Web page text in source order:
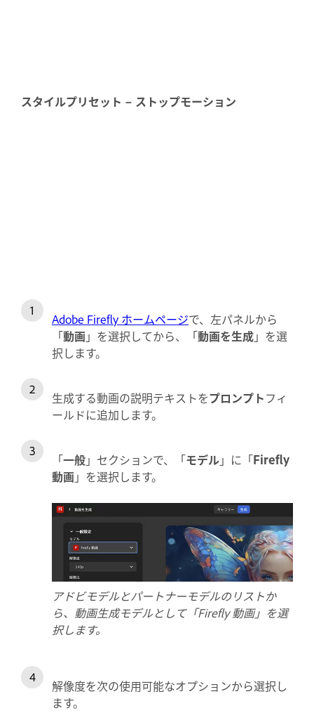
スタイルプリセット – ストップモーション
Adobe Firefly ホームページで、左パネルから
「動画」を選択してから、「動画を生成」を選
択します。
生成する動画の説明テキストをプロンプトフィ
ールドに追加します。
「一般」セクションで、「モデル」に「Firefly
動画」を選択します。
アドビモデルとパートナーモデルのリストか
ら、動画生成モデルとして「Firefly 動画」を選
択します。
解像度を次の使用可能なオプションから選択し
ます。